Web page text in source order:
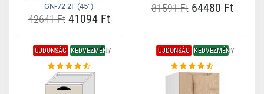
GN-72 2F (45°)
42641 Ft41094 Ft
81591 Ft64480 Ft
ÚJDONSÁG KEDVEZMÉNY ÚJDONSÁG KEDVEZMÉNY